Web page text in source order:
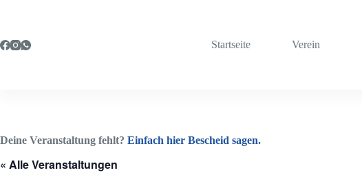
Startseite
Verein
Deine Veranstaltung fehlt? Einfach hier Bescheid sagen.
« Alle Veranstaltungen